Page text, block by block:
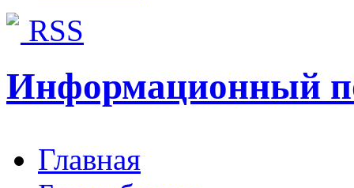
RSS
Информационный
Главная